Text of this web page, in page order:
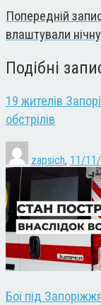
Попередній
влаштували
Подібні
19 жителів
обстрілів
zapsich, 11/
Бої під